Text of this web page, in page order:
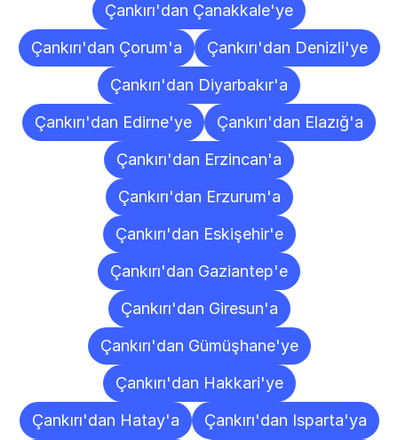
Çankırı'dan Çanakkale'ye
Çankırı'dan Çorum'a
Çankırı'dan Denizli'ye
Çankırı'dan Diyarbakır'a
Çankırı'dan Edirne'ye
Çankırı'dan Elazığ'a
Çankırı'dan Erzincan'a
Çankırı'dan Erzurum'a
Çankırı'dan Eskişehir'e
Çankırı'dan Gaziantep'e
Çankırı'dan Giresun'a
Çankırı'dan Gümüşhane'ye
Çankırı'dan Hakkari'ye
Çankırı'dan Hatay'a
Çankırı'dan Isparta'ya